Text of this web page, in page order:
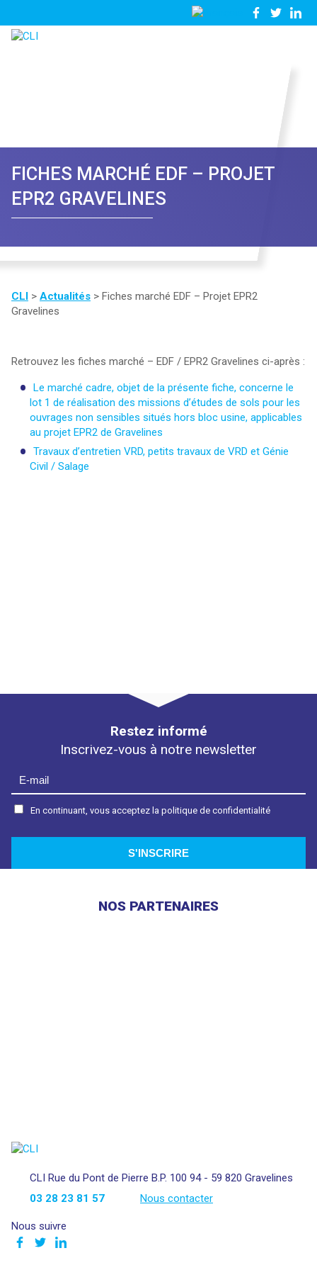
28
23
contacter
FICHES MARCHÉ EDF – PROJET
EPR2 GRAVELINES
CLI > Actualités > Fiches marché EDF – Projet EPR2
Gravelines
Retrouvez les fiches marché – EDF / EPR2 Gravelines ci-après :
Le marché cadre, objet de la présente fiche, concerne le
lot 1 de réalisation des missions d’études de sols pour les
ouvrages non sensibles situés hors bloc usine, applicables
au projet EPR2 de Gravelines
Travaux d’entretien VRD, petits travaux de VRD et Génie
Civil / Salage
Restez informé
Inscrivez-vous à notre newsletter
En continuant, vous acceptez la politique de confidentialité
NOS PARTENAIRES
CLI Rue du Pont de Pierre B.P. 100 94 - 59 820 Gravelines
03 28 23 81 57
Nous contacter
Nous suivre